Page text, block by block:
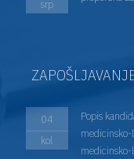
srp
04
kol
Popis
medicinsko-
medicinsko-